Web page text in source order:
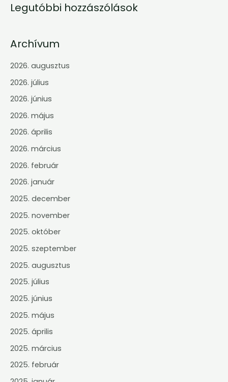
Legutóbbi hozzászólások
Archívum
2026. augusztus
2026. július
2026. június
2026. május
2026. április
2026. március
2026. február
2026. január
2025. december
2025. november
2025. október
2025. szeptember
2025. augusztus
2025. július
2025. június
2025. május
2025. április
2025. március
2025. február